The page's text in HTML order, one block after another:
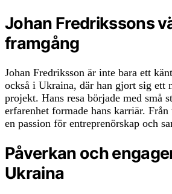
Johan Fredrikssons
framgång
Johan Fredriksson är inte bara ett
också i Ukraina, där han gjort sig ett
projekt. Hans resa började med små
erfarenhet formade hans karriär.
en passion för entreprenörskap och
Påverkan och
Ukraina